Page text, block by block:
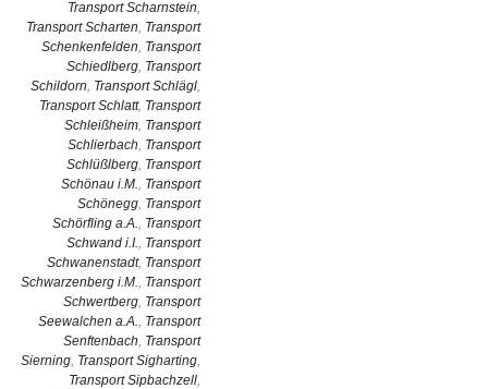
Transport Scharnstein,
Transport Scharten, Transport
Schenkenfelden, Transport
Schiedlberg, Transport
Schildorn, Transport Schlägl,
Transport Schlatt, Transport
Schleißheim, Transport
Schlierbach, Transport
Schlüßlberg, Transport
Schönau i.M., Transport
Schönegg, Transport
Schörfling a.A., Transport
Schwand i.I., Transport
Schwanenstadt, Transport
Schwarzenberg i.M., Transport
Schwertberg, Transport
Seewalchen a.A., Transport
Senftenbach, Transport
Sierning, Transport Sigharting,
Transport Sipbachzell,